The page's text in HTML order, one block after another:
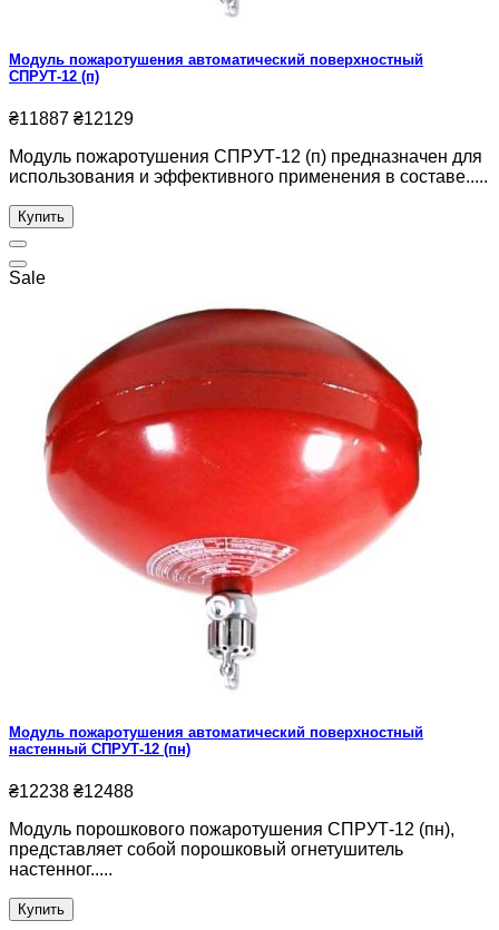
Модуль пожаротушения автоматический поверхностный
СПРУТ-12 (п)
₴11887 ₴12129
Модуль пожаротушения СПРУТ-12 (п) предназначен для
использования и эффективного применения в составе.....
Купить
Sale
Модуль пожаротушения автоматический поверхностный
настенный СПРУТ-12 (пн)
₴12238 ₴12488
Модуль порошкового пожаротушения СПРУТ-12 (пн),
представляет собой порошковый огнетушитель
настенног.....
Купить